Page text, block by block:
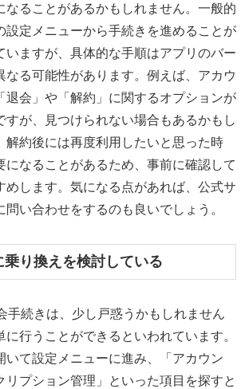
なることがあるかもしれません。一般的
設定メニューから手続きを進めることが
いますが、具体的な手順はアプリのバー
なる可能性があります。例えば、アカウ
退会」や「解約」に関するオプションが
すが、見つけられない場合もあるかもし
解約後には再度利用したいと思った時
になることがあるため、事前に確認して
めします。気になる点があれば、公式サ
問い合わせをするのも良いでしょう。
り換えを検討している
手続きは、少し戸惑うかもしれません
に行うことができるといわれています。
いて設定メニューに進み、「アカウン
リプション管理」といった項目を探すと